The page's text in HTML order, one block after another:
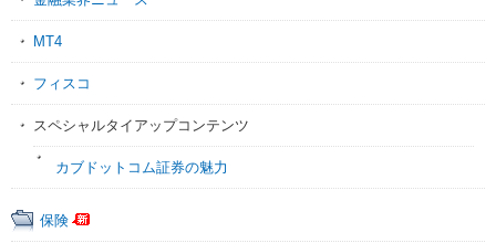
MT4
フィスコ
スペシャルタイアップコンテンツ
カブドットコム証券の魅力
保険